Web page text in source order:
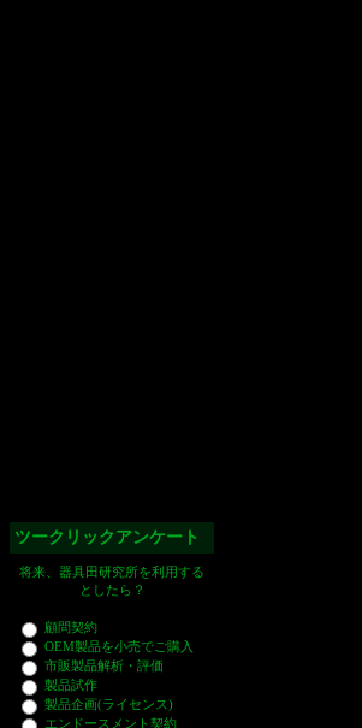
ツークリックアンケート
将来、器具田研究所を利用する
としたら？
顧問契約
OEM製品を小売でご購入
市販製品解析・評価
製品試作
製品企画(ライセンス)
エンドースメント契約